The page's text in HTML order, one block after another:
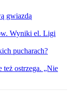
gwiazdą
Wyniki el. Ligi
pucharach?
też ostrzega. „Nie